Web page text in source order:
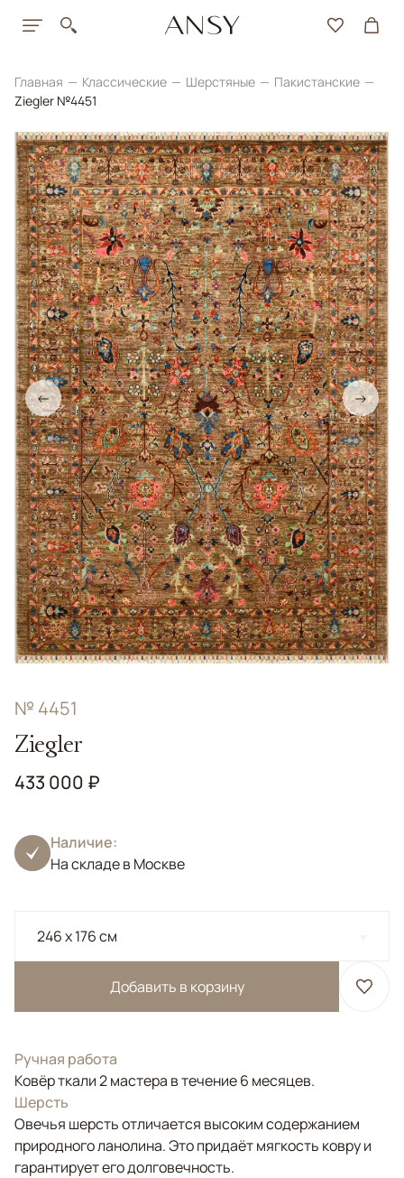
Главная Классические Шерстяные
Пакистанские
Ziegler №4451
← →
№ 4451
Ziegler
433 000 ₽
Наличие:
На складе в Москве
246 x 176 см
Добавить в корзину
Ручная работа
Ковёр ткали 2 мастера в течение 6 месяцев.
Шерсть
Овечья шерсть отличается высоким содержанием
природного ланолина. Это придаёт мягкость ковру и
гарантирует его долговечность.